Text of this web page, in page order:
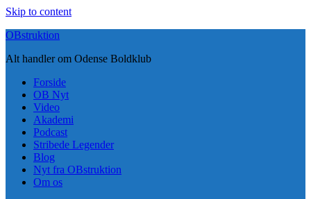
Skip to content
OBstruktion
Alt handler om Odense Boldklub
Forside
OB Nyt
Video
Akademi
Podcast
Stribede Legender
Blog
Nyt fra OBstruktion
Om os